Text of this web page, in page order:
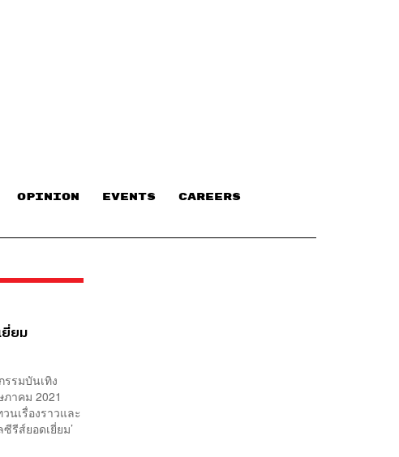
OPINION EVENTS CAREERS
ยี่ยม
รมบันเทิง
ภาคม 2021
นเรื่องราวและ
รีส์ยอดเยี่ยม’